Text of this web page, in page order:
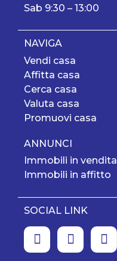
Sab 9:30 – 13:00
NAVIGA
Vendi casa
Affitta casa
Cerca casa
Valuta casa
Promuovi casa
ANNUNCI
Immobili in vendita
Immobili in affitto
SOCIAL LINK